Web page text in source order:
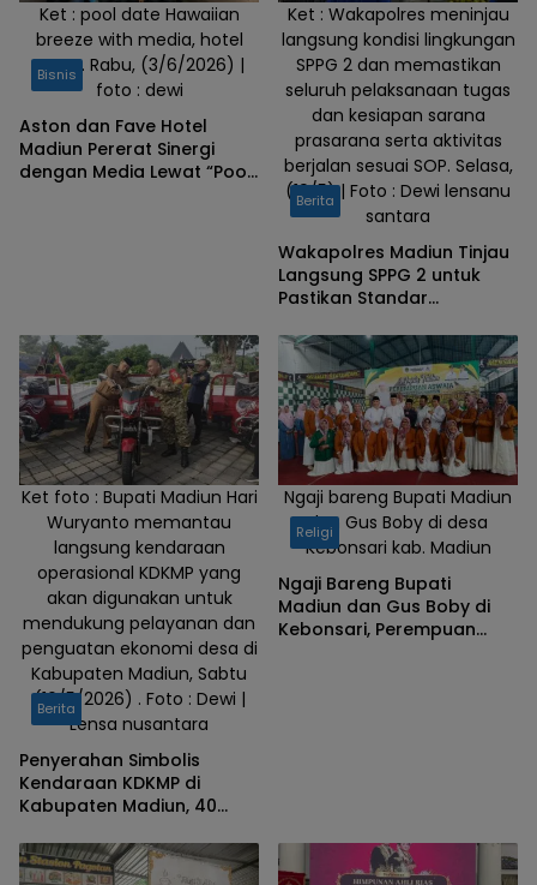
Ket : pool date Hawaiian
breeze with media, hotel
Aston. Rabu, (3/6/2026) |
foto : dewi
Bisnis
Aston dan Fave Hotel
Madiun Pererat Sinergi
dengan Media Lewat “Pool
Ket : Wakapolres meninjau
langsung kondisi lingkungan
SPPG 2 dan memastikan
seluruh pelaksanaan tugas
dan kesiapan sarana
prasarana serta aktivitas
berjalan sesuai SOP. Selasa,
(19/5) | Foto : Dewi lensanu
santara
Berita
Wakapolres Madiun Tinjau
Langsung SPPG 2 untuk
Pastikan Standar
Optimal
Ket foto : Bupati Madiun Hari
Wuryanto memantau
langsung kendaraan
operasional KDKMP yang
akan digunakan untuk
mendukung pelayanan dan
penguatan ekonomi desa di
Kabupaten Madiun, Sabtu
(16/5/2026) . Foto : Dewi |
Lensa nusantara
Berita
Penyerahan Simbolis
Kendaraan KDKMP di
Kabupaten Madiun, 40
100 Persen
Ngaji bareng Bupati Madiun
dan Gus Boby di desa
Kebonsari kab. Madiun
Religi
Ngaji Bareng Bupati
Madiun dan Gus Boby di
Kebonsari, Perempuan